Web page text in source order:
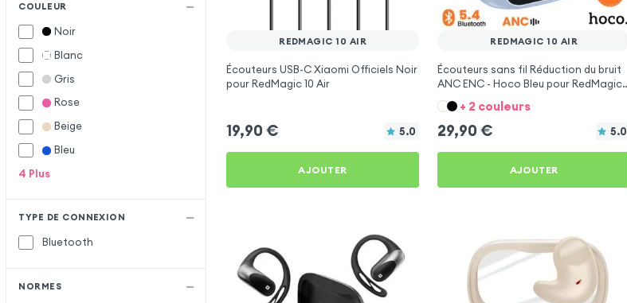
Belkin
Bigben
Defunc
Force Play
Hoco
Inkax
Mayaxess
COULEUR
Noir
Blanc
Gris
Rose
Beige
Bleu
4 Plus
TYPE DE CONNEXION
Bluetooth
NORMES
REDMAGIC 10 AIR
Écouteurs USB-C Xiaomi Officiels Noir
pour RedMagic 10 Air
19,90 € 5.0
AJOUTER
REDMAGIC 10 AIR
Écouteurs sans fil Réduction du bruit
ANC ENC - Hoco Bleu pour RedMagic
10 Air
+ 2 couleurs
29,90 € 5.0
AJOUTER